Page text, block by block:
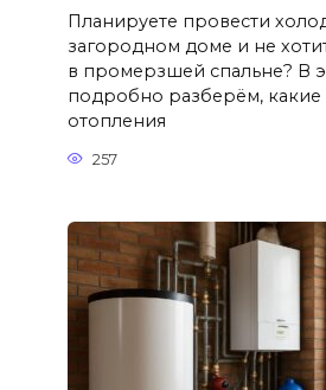
Планируете провести
загородном доме и не
в промерзшей спальне? В
подробно разберём, какие
отопления
257